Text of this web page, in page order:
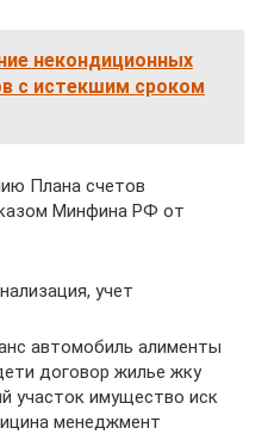
некондиционных
с истекшим сроком
Плана счетов
Минфина РФ от
учет
автомобиль алименты
договор жилье жку
участок имущество иск
менеджмент